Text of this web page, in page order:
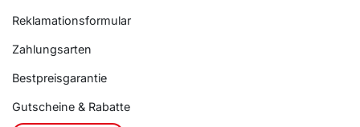
Reklamationsformular
Zahlungsarten
Bestpreisgarantie
Gutscheine & Rabatte